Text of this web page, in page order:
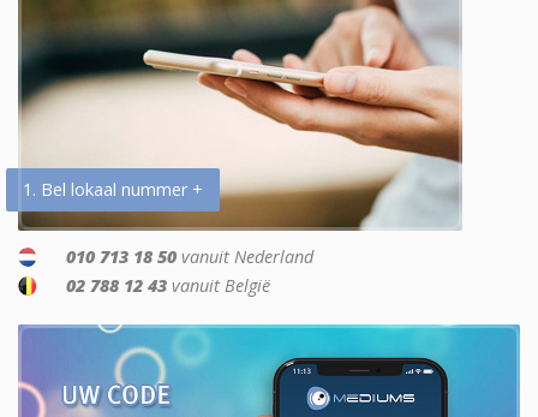
1. Bel lokaal nummer +
010 713 18 50 vanuit Nederland
02 788 12 43 vanuit België